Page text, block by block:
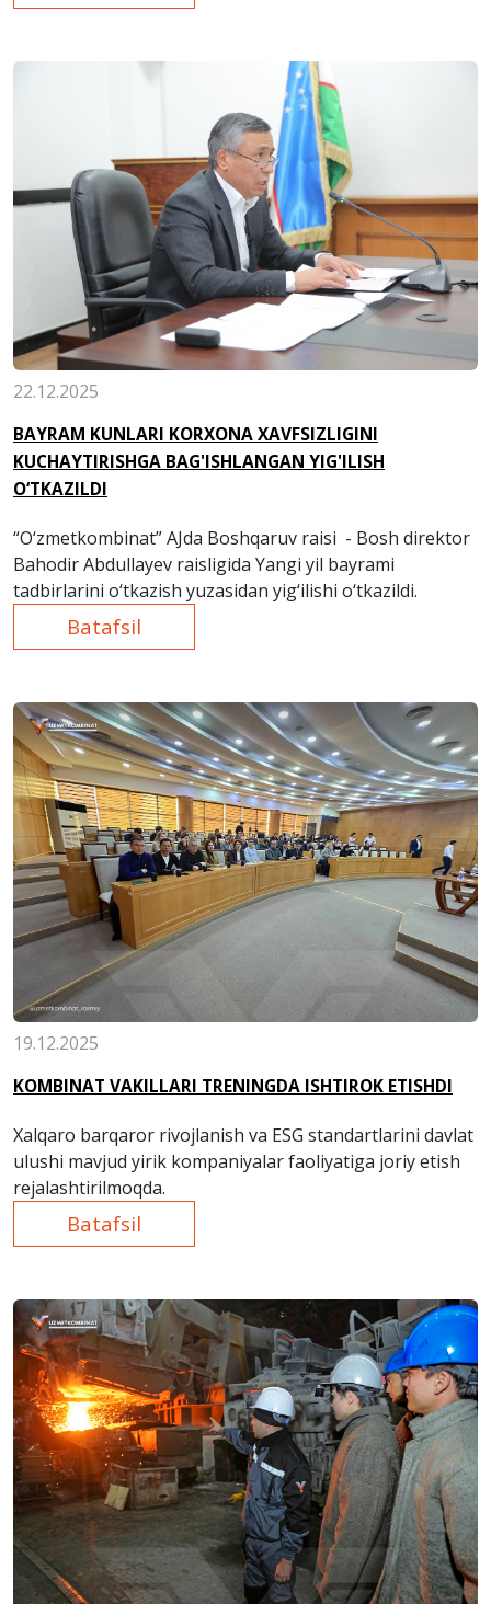
22.12.2025
BAYRAM KUNLARI KORXONA XAVFSIZLIGINI
KUCHAYTIRISHGA BAG'ISHLANGAN YIG'ILISH
O‘TKAZILDI
“O‘zmetkombinat” AJda Boshqaruv raisi - Bosh direktor
Bahodir Abdullayev raisligida Yangi yil bayrami
tadbirlarini o‘tkazish yuzasidan yig‘ilishi o‘tkazildi.
Batafsil
19.12.2025
KOMBINAT VAKILLARI TRENINGDA ISHTIROK ETISHDI
Xalqaro barqaror rivojlanish va ESG standartlarini davlat
ulushi mavjud yirik kompaniyalar faoliyatiga joriy etish
rejalashtirilmoqda.
Batafsil